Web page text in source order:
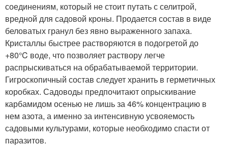
соединениям, который не стоит путать с селитрой,
вредной для садовой кроны. Продается состав в виде
беловатых гранул без явно выраженного запаха.
Кристаллы быстрее растворяются в подогретой до
+80°C воде, что позволяет раствору легче
распрыскиваться на обрабатываемой территории.
Гигроскопичный состав следует хранить в герметичных
коробках. Садоводы предпочитают опрыскивание
карбамидом осенью не лишь за 46% концентрацию в
нем азота, а именно за интенсивную усвояемость
садовыми культурами, которые необходимо спасти от
паразитов.